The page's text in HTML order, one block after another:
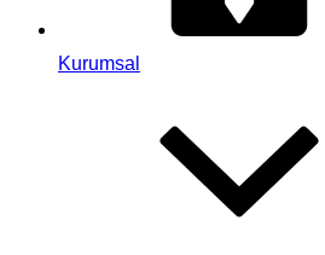
Kurumsal